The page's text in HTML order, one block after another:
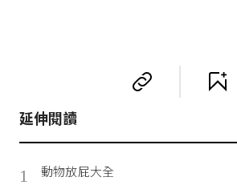
延伸閱讀
1 動物放屁大全